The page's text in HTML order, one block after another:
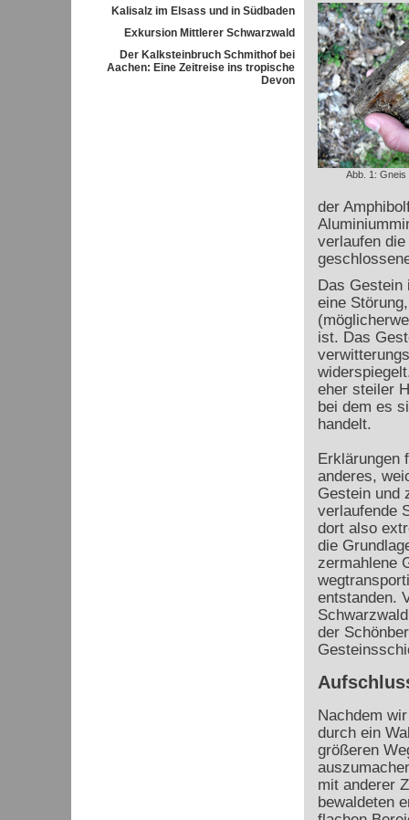
Kalisalz im Elsass und in Südbaden
Exkursion Mittlerer Schwarzwald
Der Kalksteinbruch Schmithof bei
Aachen: Eine Zeitreise ins tropische
Devon
Abb. 1:
der
verlaufen
Das Gestein
eine
ist. Das
eher steiler
bei dem es
handelt.
Erklärungen
anderes,
Gestein und
verlaufende
dort also
die
zermahlene
entstanden.
der
Nachdem
durch ein
größeren
mit anderer
bewaldeten